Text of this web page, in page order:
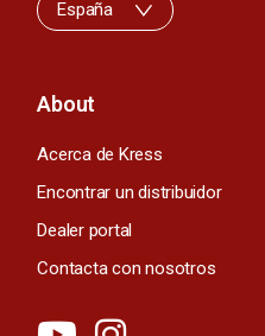
About
Acerca de Kress
Encontrar un distribuidor
Dealer portal
Contacta con nosotros
España